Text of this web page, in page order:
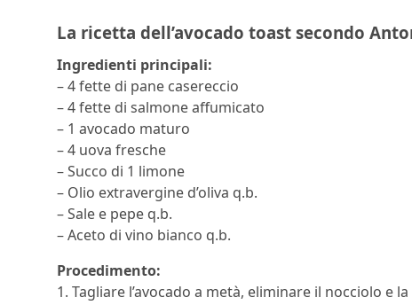
La ricetta dell’avocado toast secondo
Ingredienti principali:
– 4 fette di pane casereccio
– 4 fette di salmone affumicato
– 1 avocado maturo
– 4 uova fresche
– Succo di 1 limone
– Olio extravergine d’oliva q.b.
– Sale e pepe q.b.
– Aceto di vino bianco q.b.
Procedimento:
1. Tagliare l’avocado a metà, eliminare il nocciolo e